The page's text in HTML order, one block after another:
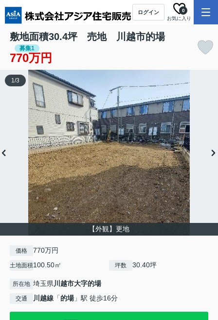
ログイン
お気に入り
0
敷地面積30.4坪 売地 川越市的場
募集1
770万円
【外観】更地
1/3
価格 770万円
土地面積100.50㎡ 坪数 30.40坪
所在地 埼玉県川越市大字的場
交通 川越線 「的場」駅 徒歩16分